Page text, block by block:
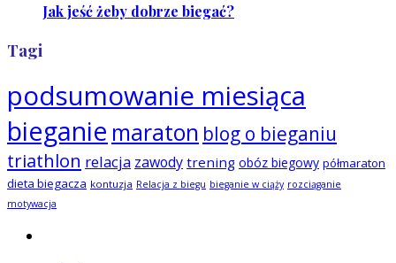
Jak jeść żeby dobrze biegać?
Tagi
podsumowanie miesiąca
bieganie maraton blog o bieganiu
triathlon relacja zawody trening obóz biegowy półmaraton
dieta biegacza kontuzja Relacja z biegu bieganie w ciąży rozciąganie
motywacja